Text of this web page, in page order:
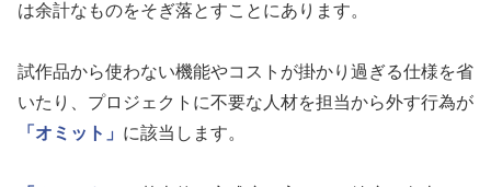
は余計なものをそぎ落とすことにあります。
試作品から使わない機能やコストが掛かり過ぎる仕様を省
いたり、プロジェクトに不要な人材を担当から外す行為が
「オミット」 に該当します。